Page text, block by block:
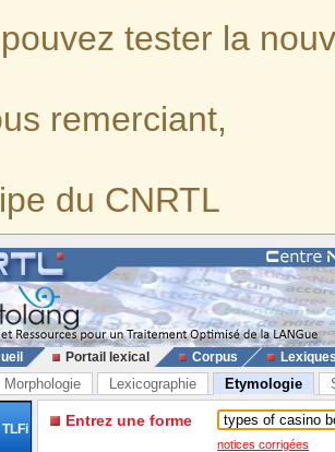
tester la
remerciant,
du CNRTL
Portail lexical Corpus
Morphologie Lexicographie Etymologie
TLFi Entrez une forme
notices corrigées